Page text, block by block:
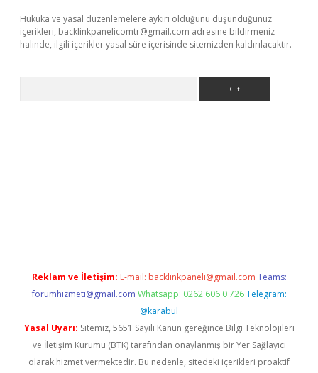
Hukuka ve yasal düzenlemelere aykırı olduğunu düşündüğünüz
içerikleri, backlinkpanelicomtr@gmail.com adresine bildirmeniz
halinde, ilgili içerikler yasal süre içerisinde sitemizden kaldırılacaktır.
Reklam ve İletişim: E-mail: backlinkpaneli@gmail.com Teams:
forumhizmeti@gmail.com Whatsapp: 0262 606 0 726 Telegram:
@karabul
Yasal Uyarı: Sitemiz, 5651 Sayılı Kanun gereğince Bilgi Teknolojileri
ve İletişim Kurumu (BTK) tarafından onaylanmış bir Yer Sağlayıcı
olarak hizmet vermektedir. Bu nedenle, sitedeki içerikleri proaktif